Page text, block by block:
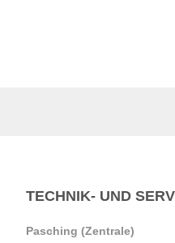
TECHNIK- UND
Pasching (Zentrale)